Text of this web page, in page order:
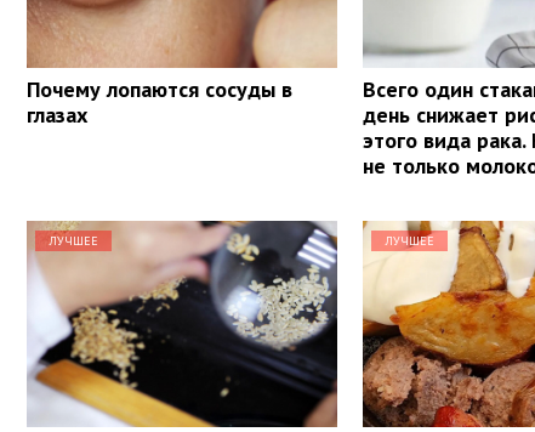
Почему лопаются сосуды в
глазах
Всего один
день снижает
этого вида
не только
ЛУЧШЕЕ ЛУЧШЕЕ